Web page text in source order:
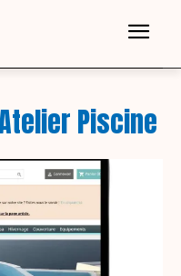
Piscine